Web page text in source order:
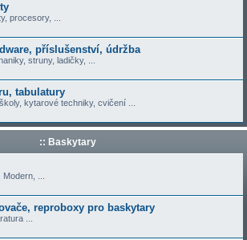
procesory, ...
příslušenství, údržba
struny, ladičky, ...
tabulatury
kytarové techniky, cvičení ...
:: Baskytary
...
reproboxy pro baskytary
...